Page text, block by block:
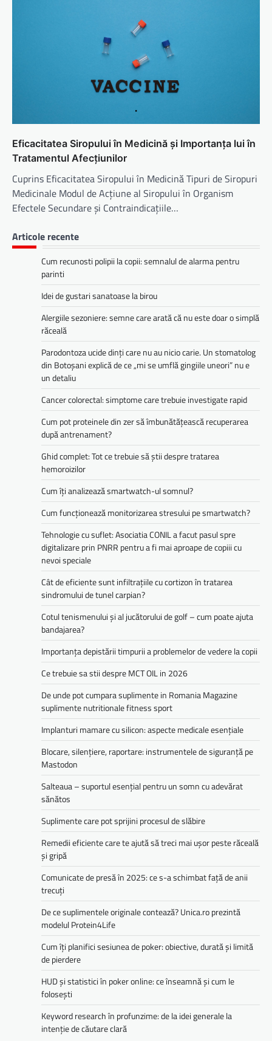
Eficacitatea Siropului în Medicină și Importanța lui în
Tratamentul Afecțiunilor
Cuprins Eficacitatea Siropului în Medicină Tipuri de Siropuri
Medicinale Modul de Acțiune al Siropului în Organism
Efectele Secundare și Contraindicațiile…
Articole recente
Cum recunosti polipii la copii: semnalul de alarma pentru
parinti
Idei de gustari sanatoase la birou
Alergiile sezoniere: semne care arată că nu este doar o simplă
răceală
Parodontoza ucide dinți care nu au nicio carie. Un stomatolog
din Botoșani explică de ce „mi se umflă gingiile uneori” nu e
un detaliu
Cancer colorectal: simptome care trebuie investigate rapid
Cum pot proteinele din zer să îmbunătățească recuperarea
după antrenament?
Ghid complet: Tot ce trebuie să știi despre tratarea
hemoroizilor
Cum îți analizează smartwatch-ul somnul?
Cum funcționează monitorizarea stresului pe smartwatch?
Tehnologie cu suflet: Asociatia CONIL a facut pasul spre
digitalizare prin PNRR pentru a fi mai aproape de copiii cu
nevoi speciale
Cât de eficiente sunt infiltrațiile cu cortizon în tratarea
sindromului de tunel carpian?
Cotul tenismenului și al jucătorului de golf – cum poate ajuta
bandajarea?
Importanța depistării timpurii a problemelor de vedere la copii
Ce trebuie sa stii despre MCT OIL in 2026
De unde pot cumpara suplimente in Romania Magazine
suplimente nutritionale fitness sport
Implanturi mamare cu silicon: aspecte medicale esențiale
Blocare, silențiere, raportare: instrumentele de siguranță pe
Mastodon
Salteaua – suportul esențial pentru un somn cu adevărat
sănătos
Suplimente care pot sprijini procesul de slăbire
Remedii eficiente care te ajută să treci mai ușor peste răceală
și gripă
Comunicate de presă în 2025: ce s-a schimbat față de anii
trecuți
De ce suplimentele originale contează? Unica.ro prezintă
modelul Protein4Life
Cum îți planifici sesiunea de poker: obiective, durată și limită
de pierdere
HUD și statistici în poker online: ce înseamnă și cum le
folosești
Keyword research în profunzime: de la idei generale la
intenție de căutare clară